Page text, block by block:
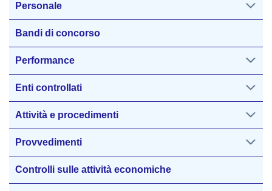
Personale
Bandi di concorso
Performance
Enti controllati
Attività e procedimenti
Provvedimenti
Controlli sulle attività economiche